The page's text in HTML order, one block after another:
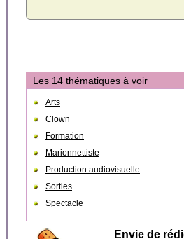
Les 14 thématiques à voir
Arts
Clown
Formation
Marionnettiste
Production audiovisuelle
Sorties
Spectacle
Envie de